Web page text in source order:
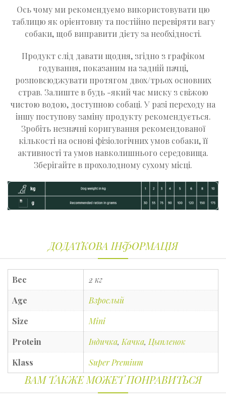
Ось чому ми рекомендуємо використовувати цю
таблицю як орієнтовну та постійно перевіряти вагу
собаки, щоб виправити дієту за необхідності.
Продукт слід давати щодня, згідно з графіком
годування, показаним на задній пачці,
розповсюджувати протягом двох/трьох основних
страв. Залиште в будь -який час миску з свіжою
чистою водою, доступною собаці. У разі переходу на
іншу поступову заміну продукту рекомендується.
Зробіть незначні коригування рекомендованої
кількості на основі фізіологічних умов собаки, її
активності та умов навколишнього середовища.
Зберігайте в прохолодному сухому місці.
ДОДАТКОВА ІНФОРМАЦІЯ
Вес
2 кг
Age
Взрослый
Size
Mini
Protein
Індичка,Качка,Цыпленок
Klass
Super Premium
ВАМ ТАКЖЕ МОЖЕТ ПОНРАВИТЬСЯ